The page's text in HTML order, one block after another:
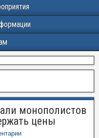
монополистов
цены